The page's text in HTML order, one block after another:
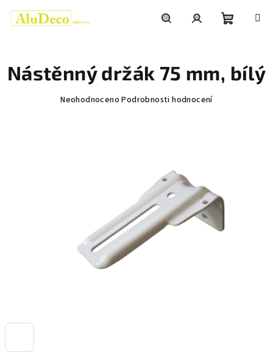
obsah
košík
Nástěnný držák 75 mm, bílý
Průměrné
Neohodnoceno Podrobnosti hodnocení